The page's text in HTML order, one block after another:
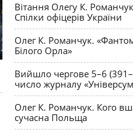
Вітання Олегу К.
Спілки офіцерів України
Олег К. Романчук.
Білого Орла»
Вийшло чергове 5–6
число журналу
Олег К. Романчук. Кого
сучасна Польща